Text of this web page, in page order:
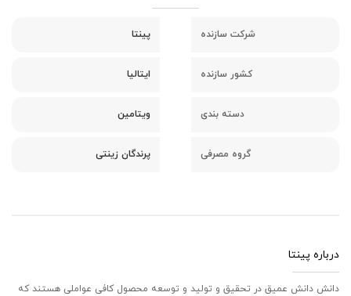
شرکت سازنده پینتا
کشور سازنده ایتالیا
دسته بندی ویتامین
گروه مصرفی پرندگان زینتی
درباره پینتا
دانش دانش عمیق در تحقیق و تولید و توسعه محصول کافی عواملی هستند که